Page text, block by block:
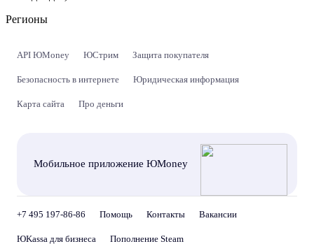
Регионы
API ЮMoney ЮСтрим Защита покупателя
Безопасность в интернете Юридическая информация
Карта сайта Про деньги
Мобильное приложение ЮMoney
+7 495 197-86-86 Помощь Контакты Вакансии
ЮKassa для бизнеса Пополнение Steam